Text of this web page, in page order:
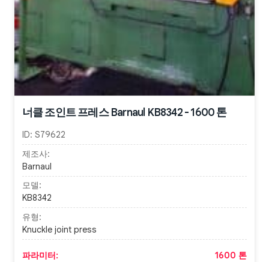
너클 조인트 프레스 Barnaul KB8342 - 1600 톤
ID: S79622
제조사:
Barnaul
모델:
KB8342
유형:
Knuckle joint press
파라미터: 1600 톤